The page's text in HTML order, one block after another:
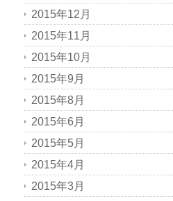
2015年12月
2015年11月
2015年10月
2015年9月
2015年8月
2015年6月
2015年5月
2015年4月
2015年3月